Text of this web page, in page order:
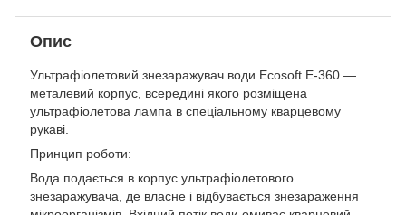
Опис
Ультрафіолетовий знезаражувач води Ecosoft E-360 —
металевий корпус, всередині якого розміщена
ультрафіолетова лампа в спеціальному кварцевому
рукаві.
Принцип роботи:
Вода подається в корпус ультрафіолетового
знезаражувача, де власне і відбувається знезараження